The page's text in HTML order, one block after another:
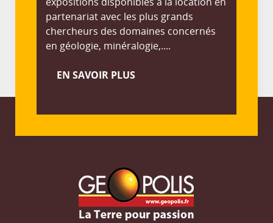
partenariat avec les plus grands
chercheurs des domaines concernés
en géologie, minéralogie,....
EN SAVOIR PLUS